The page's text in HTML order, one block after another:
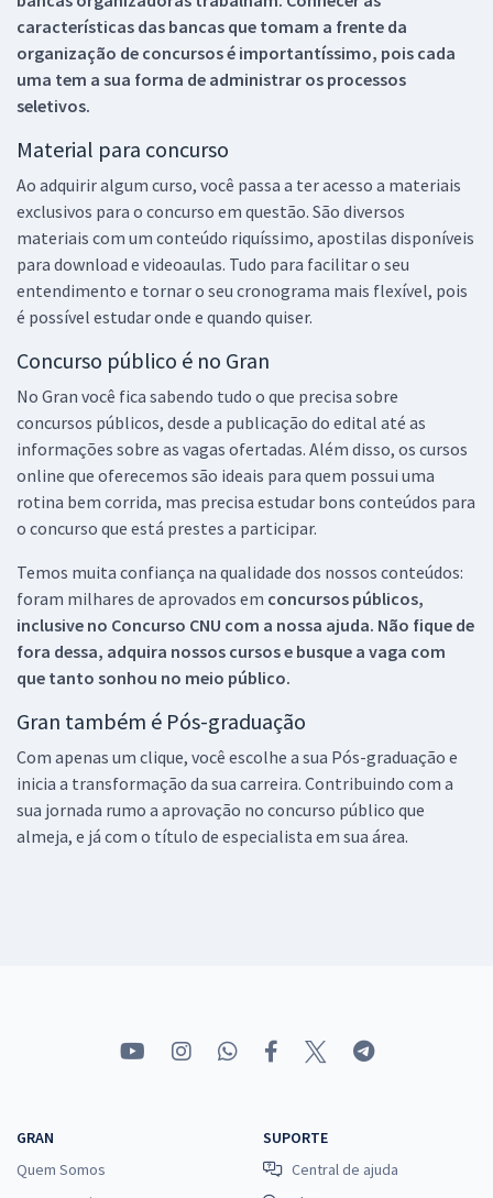
características das bancas que tomam a frente da
organização de concursos é importantíssimo, pois cada
uma tem a sua forma de administrar os processos
seletivos.
Material para concurso
Ao adquirir algum curso, você passa a ter acesso a materiais
exclusivos para o concurso em questão. São diversos
materiais com um conteúdo riquíssimo, apostilas disponíveis
para download e videoaulas. Tudo para facilitar o seu
entendimento e tornar o seu cronograma mais flexível, pois
é possível estudar onde e quando quiser.
Concurso público é no Gran
No Gran você fica sabendo tudo o que precisa sobre
concursos públicos, desde a publicação do edital até as
informações sobre as vagas ofertadas. Além disso, os cursos
online que oferecemos são ideais para quem possui uma
rotina bem corrida, mas precisa estudar bons conteúdos para
o concurso que está prestes a participar.
Temos muita confiança na qualidade dos nossos conteúdos:
foram milhares de aprovados em concursos públicos,
inclusive no Concurso CNU com a nossa ajuda. Não fique de
fora dessa, adquira nossos cursos e busque a vaga com
que tanto sonhou no meio público.
Gran também é Pós-graduação
Com apenas um clique, você escolhe a sua Pós-graduação e
inicia a transformação da sua carreira. Contribuindo com a
sua jornada rumo a aprovação no concurso público que
almeja, e já com o título de especialista em sua área.
GRAN
Quem Somos
SUPORTE
Central de ajuda